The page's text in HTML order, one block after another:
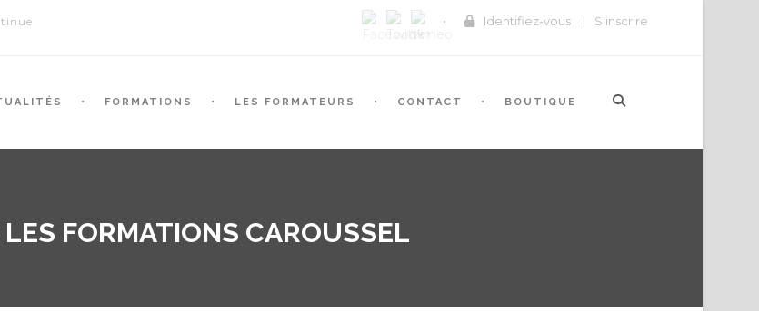
Identifiez-vous | S'inscrire
FORMATIONS LES FORMATEURS CONTACT BOUTIQUE
FORMATIONS CAROUSSEL